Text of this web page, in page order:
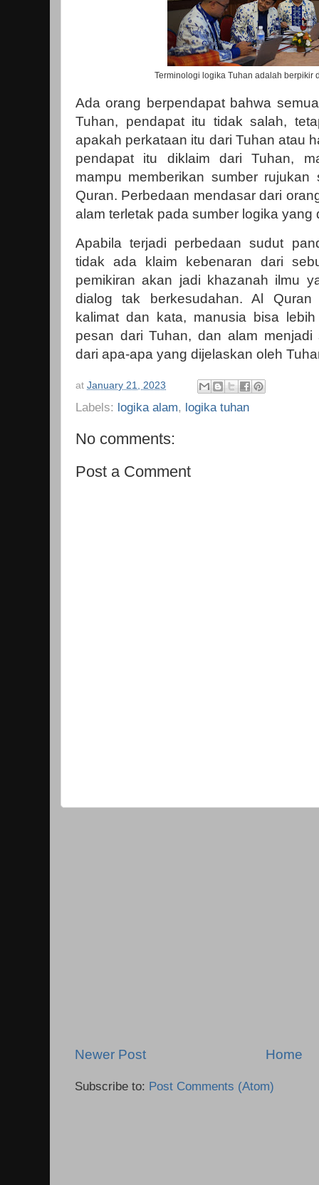
Terminologi logika Tuhan adalah berpikir
Ada orang berpendapat bahwa
Tuhan, pendapat itu tidak salah,
apakah perkataan itu dari Tuhan atau
pendapat itu diklaim dari Tuhan,
mampu memberikan sumber
Quran. Perbedaan mendasar dari
alam terletak pada sumber logika
Apabila terjadi perbedaan sudut
tidak ada klaim kebenaran dari
pemikiran akan jadi khazanah ilmu
dialog tak berkesudahan. Al
kalimat dan kata, manusia bisa
pesan dari Tuhan, dan alam menjadi
dari apa-apa yang dijelaskan oleh
at January 21, 2023
Labels: logika alam, logika tuhan
No comments:
Post a Comment
Newer Post Home
Subscribe to: Post Comments (Atom)